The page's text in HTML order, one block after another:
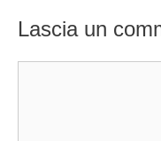
Lascia un